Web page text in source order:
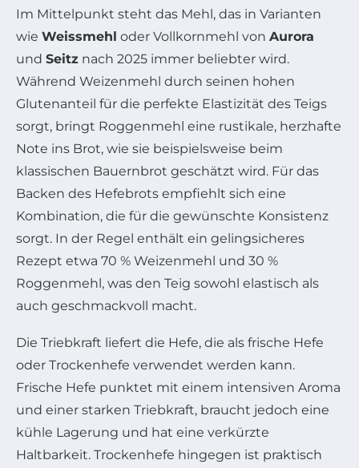
Im Mittelpunkt steht das Mehl, das in Varianten
wie Weissmehl oder Vollkornmehl von Aurora
und Seitz nach 2025 immer beliebter wird.
Während Weizenmehl durch seinen hohen
Glutenanteil für die perfekte Elastizität des Teigs
sorgt, bringt Roggenmehl eine rustikale, herzhafte
Note ins Brot, wie sie beispielsweise beim
klassischen Bauernbrot geschätzt wird. Für das
Backen des Hefebrots empfiehlt sich eine
Kombination, die für die gewünschte Konsistenz
sorgt. In der Regel enthält ein gelingsicheres
Rezept etwa 70 % Weizenmehl und 30 %
Roggenmehl, was den Teig sowohl elastisch als
auch geschmackvoll macht.
Die Triebkraft liefert die Hefe, die als frische Hefe
oder Trockenhefe verwendet werden kann.
Frische Hefe punktet mit einem intensiven Aroma
und einer starken Triebkraft, braucht jedoch eine
kühle Lagerung und hat eine verkürzte
Haltbarkeit. Trockenhefe hingegen ist praktisch